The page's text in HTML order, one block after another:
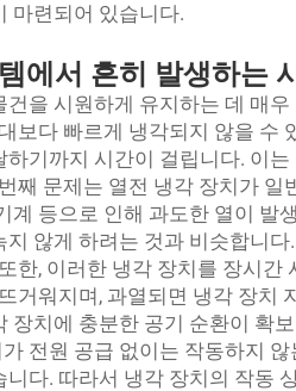
마련되어 있습니다.
에서 흔히 발생하는
을 시원하게 유지하는 데 매
보다 빠르게 냉각되지 않을 수
하기까지 시간이 걸립니다. 이
째 문제는 열전 냉각 장치가
계 등으로 인해 과도한 열이 발
않게 하려는 것과 비슷합니
한, 이러한 냉각 장치를 장시간
거워지며, 과열되면 냉각 장치
장치에 충분한 공기 순환이 확
전원 공급 없이는 작동하지
다. 따라서 냉각 장치의 작동